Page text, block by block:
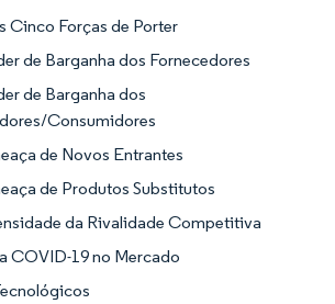
Cinco Forças de Porter
de Barganha dos Fornecedores
de Barganha dos
Consumidores
de Novos Entrantes
de Produtos Substitutos
da Rivalidade Competitiva
COVID-19 no Mercado